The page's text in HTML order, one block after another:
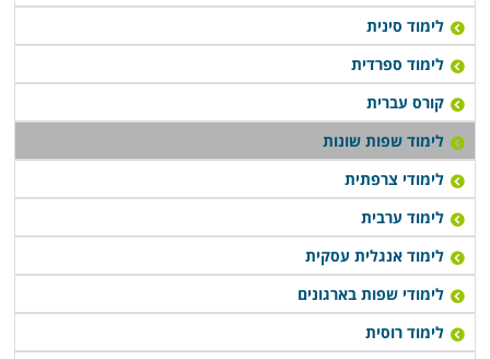
לימוד סינית
לימוד ספרדית
קורס עברית
לימוד שפות שונות
לימודי צרפתית
לימוד ערבית
לימוד אנגלית עסקית
לימודי שפות בארגונים
לימוד רוסית